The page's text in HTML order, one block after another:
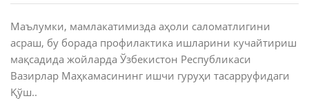
Маълумки, мамлакатимизда аҳоли саломатлигини
асраш, бу борада профилактика ишларини кучайтириш
мақсадида жойларда Ўзбекистон Республикаси
Вазирлар Маҳкамасининг ишчи гуруҳи тасарруфидаги
Қўш..